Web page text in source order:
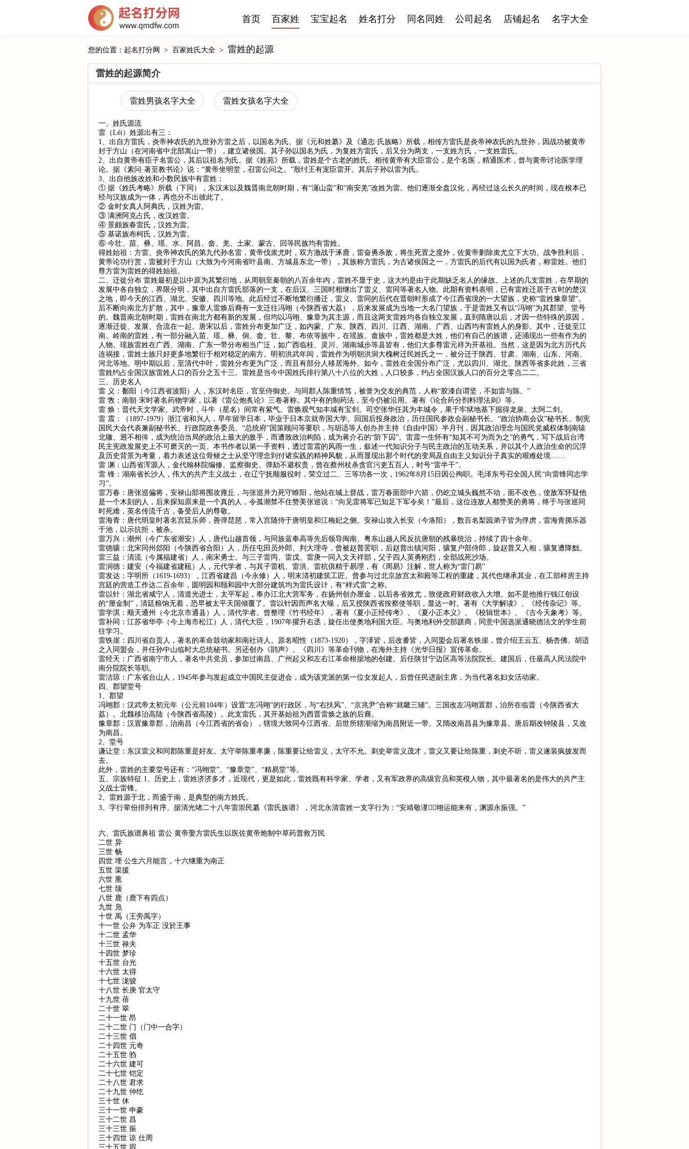
首页 百家姓 宝宝起名 姓名打分 同名同姓 公司起名 店铺起名 名字大全
您的位置： 起名打分网 > 百家姓氏大全 > 雷姓的起源
雷姓的起源简介
雷姓男孩名字大全 雷姓女孩名字大全
一、姓氏源流
雷（Léi）姓源出有三：
1、出自方雷氏，炎帝神农氏的九世孙方雷之后，以国名为氏。据《元和姓纂》及《通志·氏族略》所载，相传方雷氏是炎帝神农氏的九世孙，因战功被黄帝
封于方山（在河南省中北部嵩山一带），建立诸侯国。其子孙以国名为氏，为复姓方雷氏，后又分为两支，一支姓方氏，一支姓雷氏。
2、出自黄帝有臣子名雷公，其后以祖名为氏。据《姓苑》所载，雷姓是个古老的姓氏。相传黄帝有大臣雷公，是个名医，精通医术，曾与黄帝讨论医学理
论。据《素问·著至教书论》说：“黄帝坐明堂，召雷公问之。”殷纣王有宠臣雷开。其后子孙以雷为氏。
3、出自他族改姓和小数民族中有雷姓：
① 据《姓氏考略》所载（下同），东汉末以及魏晋南北朝时期，有“潳山蛮”和“南安羌”改姓为雷。他们逐渐全盘汉化，再经过这么长久的时间，现在根本已
经与汉族成为一体，再也分不出彼此了。
② 金时女真人阿典氏，汉姓为雷。
③ 满洲阿克占氏，改汉姓雷。
④ 景颇族春雷氏，汉姓为雷。
⑤ 基诺族布柯氏，汉姓为雷。
⑥ 今壮、苗、彝、瑶、水、阿昌、畲、羌、土家、蒙古、回等民族均有雷姓。
得姓始祖：方雷。炎帝神农氏的第九代孙名雷，黄帝伐蚩尤时，双方激战于涿鹿，雷奋勇杀敌，将生死置之度外，佐黄帝剿除蚩尤立下大功。战争胜利后，
黄帝论功行赏，雷被封于方山（大致为今河南省叶县南、方城县东北一带），其族称方雷氏，为古诸侯国之一，方雷氏的后代有以国为氏者，称雷姓。他们
尊方雷为雷姓的得姓始祖。
二、迁徙分布 雷姓最初是以中原为其繁衍地，从周朝至秦朝的八百余年内，雷姓不显于史，这大约是由于此期缺乏名人的缘故。上述的几支雷姓，在早期的
发展中各自独立，界限分明，其中出自方雷氏部落的一支，在后汉、三国时相继出了雷义、雷同等著名人物。此期有资料表明，已有雷姓迁居于古时的楚汉
之地，即今天的江西、湖北、安徽、四川等地。此后经过不断地繁衍播迁，雷义、雷同的后代在晋朝时形成了今江西省境的一大望族，史称“雷姓豫章望”。
后不断向南北方扩散，其中，豫章人雷焕后裔有一支迁往冯翊（今陕西省大荔），后来发展成为当地一大名门望族，于是雷姓又有以“冯翊”为其郡望、堂号
的。魏晋南北朝时期，雷姓在南北方都有新的发展，但均以冯翊、豫章为其主源，而且这两支雷姓均各自独立发展，直到隋唐以后，才因一些特殊的原因，
逐渐迁徙、发展、合流在一起。唐宋以后，雷姓分布更加广泛，如内蒙、广东、陕西、四川、江西、湖南、广西、山西均有雷姓人的身影。其中，迁徙至江
南、岭南的雷姓，有一部分融入苗、瑶、彝、侗、畲、壮、黎、布依等族中，在瑶族、畲族中，雷姓都是大姓，他们有自己的族谱，还涌现出一些有作为的
人物。瑶族雷姓在广西、湖南、广东一带分布相当广泛，如广西临桂、灵川、湖南城步等县皆有，他们大多尊雷元祥为开基祖。当然，这是因为北方历代兵
连祸接，雷姓士族只好更多地繁衍于相对稳定的南方。明初洪武年间，雷姓作为明朝洪洞大槐树迁民姓氏之一，被分迁于陕西、甘肃、湖南、山东、河南、
河北等地。明中期以后，至清代中叶，雷姓分布更为广泛，而且有部分人移居海外。如今，雷姓在全国分布广泛，尤以四川、湖北、陕西等省多此姓，三省
雷姓约占全国汉族雷姓人口的百分之五十三。雷姓是当今中国姓氏排行第八十八位的大姓，人口较多，约占全国汉族人口的百分之零点二二。
三、历史名人
雷 义：鄱阳（今江西省波阳）人，东汉时名臣，官至侍御史。与同郡人陈重情笃，被誉为交友的典范，人称“胶漆自谓坚，不如雷与陈。”
雷 敩：南朝·宋时著名药物学家，以著《雷公炮炙论》三卷著称。其中有的制药法，至今仍被沿用。著有《论合药分剂料理法则》等。
雷 焕：晋代天文学家。武帝时，斗牛（星名）间常有紫气。雷焕观气知丰城有宝剑。司空张华任其为丰城令，果于牢狱地基下掘得龙泉、太阿二剑。
雷 震：（1897-1979）浙江省和兴人，早年留学日本，毕业于日本京就帝国大学。回国后投身政治，历任国民参政会副秘书长、“政治协商会议”秘书长、制宪
国民大会代表兼副秘书长、行政院政务委员、“总统府”国策顾问等要职，与胡适等人创办并主持《自由中国》半月刊，因其政治理念与国民党威权体制南辕
北辙、迥不相侔，成为统治当局的政治上最大的敌手，而遭致政治构陷，成为蒋介石的“阶下囚”。雷震一生怀有“知其不可为而为之”的勇气，写下战后台湾
民主宪政发展史上不可磨灭的一页。本书作者以第一手资料，透过雷震的风雨一生，叙述一代知识分子与民主政治的互动关系，并以其个人政治生命的沉浮
及历史背景为考量，着力表述这位骨鲠之士从坚守理念到付诸实践的精神风貌，从而显现出那个时代的变局及自由主义知识分子真实的艰难处境……
雷 渊：山西省浑源人，金代翰林院编修、监察御史。弹劾不避权贵，曾在蔡州杖杀贪官污吏五百人，时号“雷半千”。
雷 锋：湖南省长沙人，伟大的共产主义战士，在辽宁抚顺服役时，荣立过二、三等功各一次，1962年8月15日因公殉职。毛泽东号召全国人民“向雷锋同志学
习”。
雷万春：唐张巡偏将，安禄山部将围攻雍丘，与张巡并力死守睢阳，他站在城上督战，雷万春面部中六箭，仍屹立城头巍然不动，面不改色，使敌军怀疑他
是一个木刻的人，后来探知原来是一个真的人，令孤潮禁不住赞美张巡说：“向见雷将军已知足下军令矣！”最后，这位连敌人都赞美的勇将，终于与张巡同
时死难，英名传流千古，备受后人的尊敬。
雷海青：唐代明皇时著名宫廷乐师，善弹琵琶，常入宫随侍于唐明皇和江梅妃之侧。安禄山攻入长安（今洛阳），数百名梨园弟子皆为俘虏，雷海青掷乐器
于池，以示抗拒，被杀。
雷万兴：潮州（今广东省潮安）人，唐代山越首领，与同族蓝奉高等先后领导闽南、粤东山越人民反抗唐朝的残暴统治，持续了四十余年。
雷德骧：北宋同州郃阳（今陕西省合阳）人，历任屯田员外郎、判大理寺，曾被赵普罢职，后赵普出镇河阳，骧复户部侍郎，旋赵普又入相，骧复遭降黜。
雷三益：清流（今属福建省）人，南宋勇士。与三子雷丙、雷戊、雷庚一同入文天祥部，父子四人英勇刚烈，全部战死沙场。
雷润德：建安（今福建省建瓯）人，元代学者，与其子雷机、雷洪、雷杭俱精于易理，有《周易》注解，世人称为“雷门易”
雷发达：字明所（1619-1693），江西省建昌（今永修）人，明末清初建筑工匠。曾参与过北京故宫太和殿等工程的重建，其代也继承其业，在工部样房主持
宫廷的营造工作达二百余年，圆明园和颐和园中大部分建筑均为雷氏设计，有“样式雷”之称。
雷以针：湖北省咸宁人，清道光进士，太平军起，奉办江北大营军务，在扬州创办厘金，以后各省效尤，致使政府财政收入大增。如不是他推行钱江创设
的“厘金制”，清廷粮饷无着，恐早被太平天国倾覆了。雷以针因而声名大噪，后又授陕西省按察使等职，显达一时。著有《大学解读》、《经传杂记》等。
雷学淇：顺天通州（今北京市通县）人，清代学者。曾整理《竹书经年》，著有《夏小正经传考》、《夏小正本义》、《校辑世本》、《古今天象考》等。
雷补同：江苏省华亭（今上海市松江）人，清代大臣，1907年擢升右丞，旋任出使奥地利国大臣。与奥地利外交部蹉商，同意中国选派通晓德法文的学生前
往学习。
雷铁崖：四川省自贡人，著名的革命鼓动家和南社诗人。原名昭性（1873-1920），字泽皆，后改詟皆，入同盟会后署名铁崖，曾介绍王云五、杨杏佛、胡适
之入同盟会，并任孙中山临时大总统秘书。另还创办《鹃声》、《四川》等革命刊物，在海外主持《光华日报》宣传革命。
雷经天：广西省南宁市人，著名中共党员，参加过南昌、广州起义和左右江革命根据地的创建。后任陕甘宁边区高等法院院长。建国后，任最高人民法院中
南分院院长等职。
雷洁琼：广东省台山人，1945年参与发起成立中国民主促进会，成为该党派的第一位女发起人，后曾任民进副主席，为当代著名妇女活动家。
四、郡望堂号
1、郡望
冯翊郡：汉武帝太初元年（公元前104年）设置“左冯翊”的行政区，与“右扶风”、“京兆尹”合称“就畿三辅”。三国改左冯翊置郡，治所在临晋（今陕西省大
荔）。北魏移治高陆（今陕西省高陵）。此支雷氏，其开基始祖为西晋雷焕之族的后裔。
豫章郡：汉置豫章郡，治南昌（今江西省的省会），辖境大致同今江西省。后世所辖渐缩为南昌附近一带。又隋改南昌县为豫章县。唐后期改钟陵县，又改
为南昌。
2、堂号
谦让堂：东汉雷义和同郡陈重是好友。太守举陈重孝廉，陈重要让给雷义，太守不允。刺史举雷义茂才，雷义又要让给陈重，刺史不听，雷义遂装疯披发而
去。
此外，雷姓的主要堂号还有：“冯翊堂”、“豫章堂”、“精易堂”等。
五、宗族特征 1、历史上，雷姓济济多才，近现代，更是如此，雷姓既有科学家、学者，又有军政界的高级官员和英模人物，其中最著名的是伟大的共产主
义战士雷锋。
2、雷姓源于北，而盛于南，是典型的南方姓氏。
3、字行辈份排列有序。据清光绪二十八年雷崇民纂《雷氏族谱》，河北永清雷姓一支字行为：“安靖敬谨，翊运能来有，渊源永振强。”
六、雷氏族谱鼻祖 雷公 黄帝娶方雷氏生以医佐黄帝炮制中草药普救万民
二世 异
三世 畅
四世 堙 公生六月能言，十六继重为南正
五世 渠援
六世 熏
七世 颉
八世 鹿（鹿下有四点）
九世 凫
十世 禹（王旁禹字）
十一世 公弁 为车正 没於王事
十二世 孟华
十三世 禄夫
十四世 梦珍
十五世 台光
十六世 太得
十七世 泷骏
十八世 长庚 官太守
十九世 蓓
二十世 翠
二十一世 昂
二十二世 门（门中一合字）
二十三世 倡
二十四世 元奇
二十五世 驺
二十六世 建可
二十七世 铠定
二十八世 君求
二十九世 仲纥
三十世 休
三十一世 申豪
三十二世 昌
三十三世 振
三十四世 谅 仕周
三十五世 瑕